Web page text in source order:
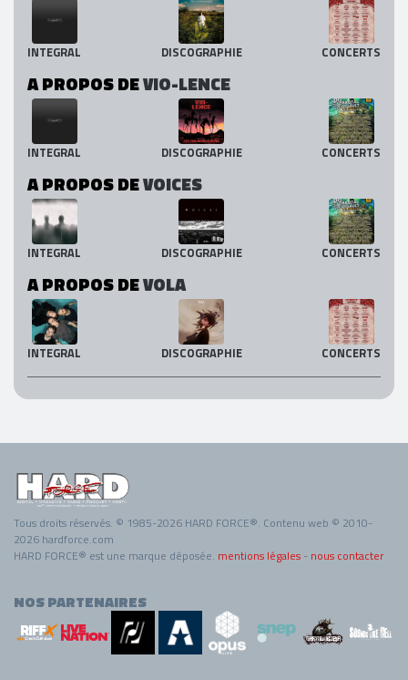
INTEGRAL DISCOGRAPHIE CONCERTS
A PROPOS DEVIO-LENCE
INTEGRAL DISCOGRAPHIE CONCERTS
A PROPOS DEVOICES
INTEGRAL DISCOGRAPHIE CONCERTS
A PROPOS DEVOLA
INTEGRAL DISCOGRAPHIE CONCERTS
Tous droits réservés. © 1985-2026 HARD FORCE®. Contenu web © 2010-
2026 hardforce.com
HARD FORCE® est une marque déposée. mentions légales - nous contacter
NOS PARTENAIRES